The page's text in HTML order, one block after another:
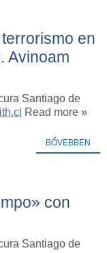
en
Avinoam
Santiago de
Read more »
BŐVEBBEN
con
Santiago de